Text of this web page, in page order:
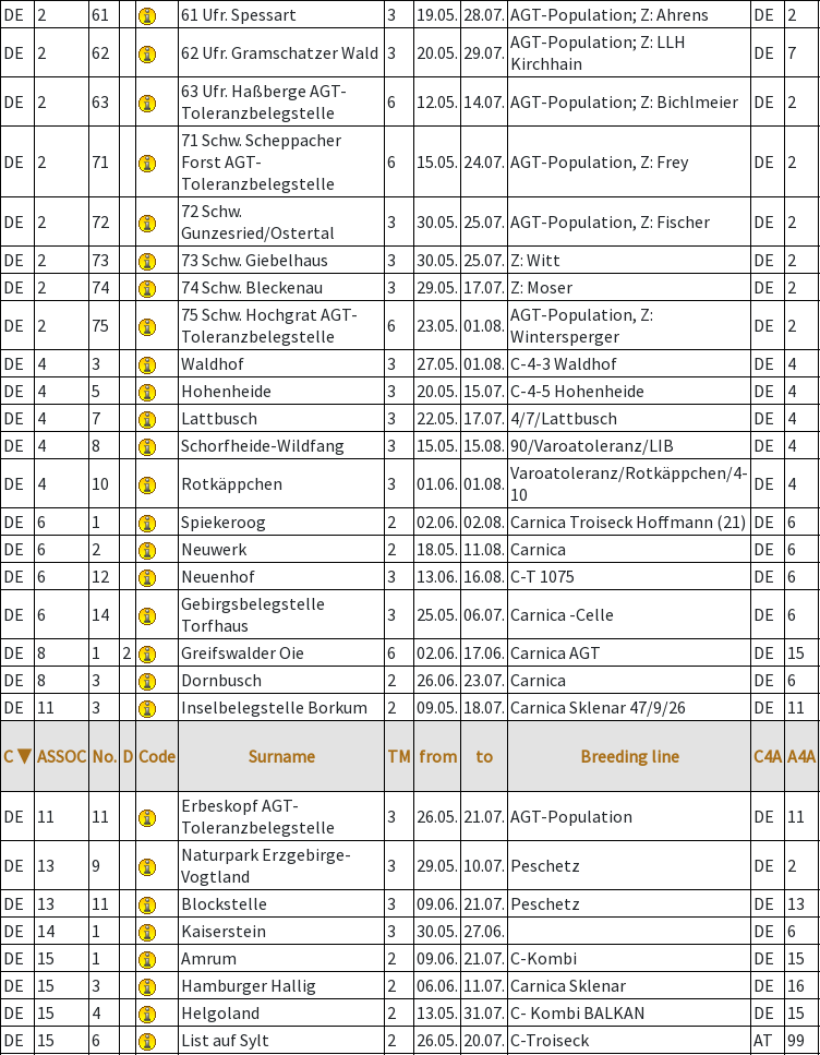
DE
2 61 61 Ufr. Spessart 3 19.05. 28.07. AGT-Population; Z: Ahrens DE 2
DE
2 62 62 Ufr. Gramschatzer Wald 3 20.05. 29.07. AGT-Population; Z: LLH
Kirchhain
DE 7
DE 2 63
63 Ufr. Haßberge AGT-
Toleranzbelegstelle
6 12.05. 14.07. AGT-Population; Z: Bichlmeier DE 2
DE 2 71
71 Schw. Scheppacher
Forst AGT-
Toleranzbelegstelle
6 15.05. 24.07. AGT-Population, Z: Frey DE 2
DE 2 72
72 Schw.
Gunzesried/Ostertal
3 30.05. 25.07. AGT-Population, Z: Fischer DE 2
DE
2 73 73 Schw. Giebelhaus 3 30.05. 25.07. Z: Witt DE 2
DE
2 74 74 Schw. Bleckenau 3 29.05. 17.07. Z: Moser DE 2
DE
2 75
75 Schw. Hochgrat AGT-
Toleranzbelegstelle
6 23.05. 01.08. AGT-Population, Z:
Wintersperger
DE 2
DE
4 3 Waldhof 3 27.05. 01.08. C-4-3 Waldhof DE 4
DE
4 5 Hohenheide 3 20.05. 15.07. C-4-5 Hohenheide DE 4
DE
4 7 Lattbusch 3 22.05. 17.07. 4/7/Lattbusch DE 4
DE
4 8 Schorfheide-Wildfang 3 15.05. 15.08. 90/Varoatoleranz/LIB DE 4
DE
4 10 Rotkäppchen 3 01.06. 01.08. Varoatoleranz/Rotkäppchen/4-
10
DE 4
DE
6 1 Spiekeroog 2 02.06. 02.08. Carnica Troiseck Hoffmann (21) DE 6
DE
6 2 Neuwerk 2 18.05. 11.08. Carnica DE 6
DE
6 12 Neuenhof 3 13.06. 16.08. C-T 1075 DE 6
DE
6 14
Gebirgsbelegstelle
Torfhaus
3 25.05. 06.07. Carnica -Celle DE 6
DE
8 1 2 Greifswalder Oie 6 02.06. 17.06. Carnica AGT DE 15
DE
8 3 Dornbusch 2 26.06. 23.07. Carnica DE 6
DE
11 3 Inselbelegstelle Borkum 2 09.05. 18.07. Carnica Sklenar 47/9/26 DE 11
C ▼ ASSOC No. D Code Surname TM from to Breeding line C4A A4A
DE 11 11
Erbeskopf AGT-
Toleranzbelegstelle
3 26.05. 21.07. AGT-Population DE 11
DE 13 9
Naturpark Erzgebirge-
Vogtland
3 29.05. 10.07. Peschetz DE 2
DE
13 11 Blockstelle 3 09.06. 21.07. Peschetz DE 13
DE
14 1 Kaiserstein 3 30.05. 27.06. DE 6
DE
15 1 Amrum 2 09.06. 21.07. C-Kombi DE 15
DE
15 3 Hamburger Hallig 2 06.06. 11.07. Carnica Sklenar DE 16
DE
15 4 Helgoland 2 13.05. 31.07. C- Kombi BALKAN DE 15
DE
15 6 List auf Sylt 2 26.05. 20.07. C-Troiseck AT 99